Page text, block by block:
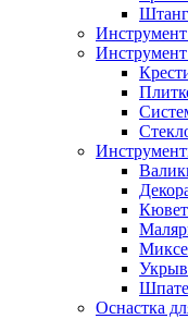
Оснастка